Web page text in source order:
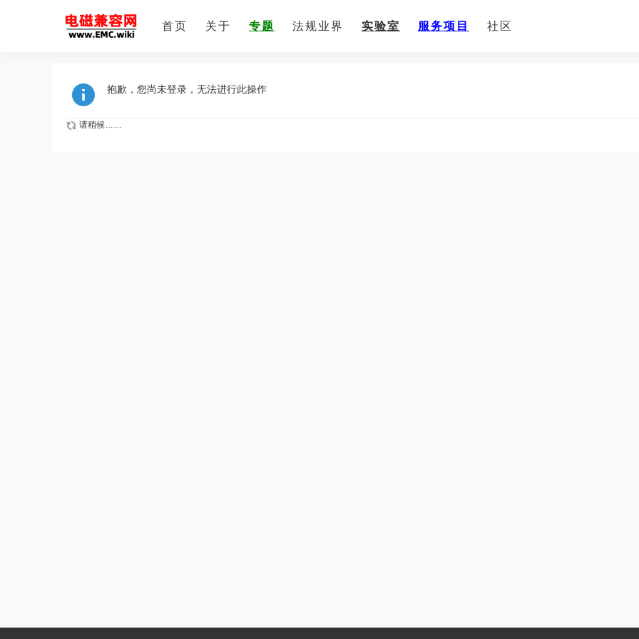
首页 关于 专题 法规业界 实验室 服务项目 社区
抱歉，您尚未登录，无法进行此操作
请稍候……